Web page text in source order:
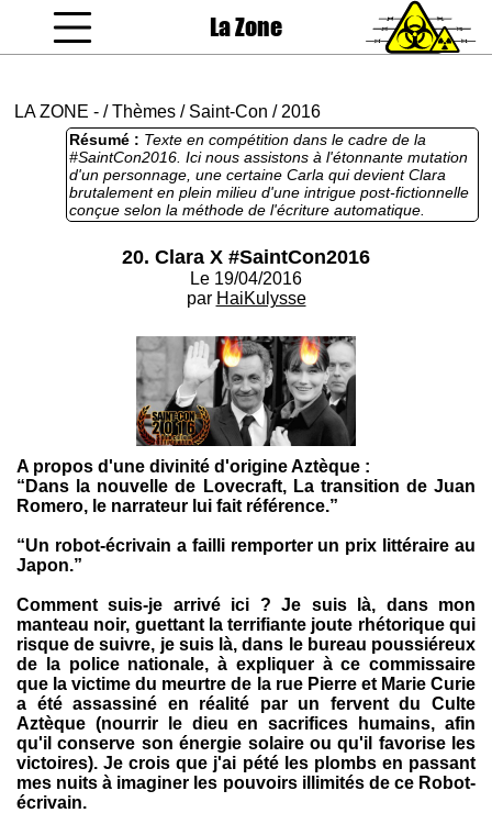
La Zone
LA ZONE - /Thèmes / Saint-Con / 2016
Résumé : Texte en compétition dans le cadre de la
#SaintCon2016. Ici nous assistons à l'étonnante mutation
d'un personnage, une certaine Carla qui devient Clara
brutalement en plein milieu d'une intrigue post-fictionnelle
conçue selon la méthode de l'écriture automatique.
J'espère ne pas avoir trahi le nom de l'auteur en évoquant
d'univers oniriques, la plupart d'entre eux étant des rêves
fantasmagoriques. Sinon j'ai vu un reportage au JT ce
soir, ça parlait de plusieurs millions d'euros consacrés
république française. J'imagine qu'une partie de ce
budget est alloué à la cyber-surveillance des détraqués
qui envisagent de les buter. Je souhaite donc à l'auteur de
ce texte de bien profiter des dernières semaines de vie
qu'il lui reste sans avoir à porter un bracelet électronique
et une balise GPS dans le fion. S'il n'y a pas une descente
de police à mon domicile, cette année, l'auteur des textes
va demeurer anonyme jusqu'au verdict des votes pour ne
pas les influencer.
20. Clara X #SaintCon2016
Le 19/04/2016
par HaiKulysse
A propos d'une divinité d'origine Aztèque :
“Dans la nouvelle de Lovecraft, La transition de Juan
Romero, le narrateur lui fait référence.”
“Un robot-écrivain a failli remporter un prix littéraire au
Japon.”
Comment suis-je arrivé ici ? Je suis là, dans mon
manteau noir, guettant la terrifiante joute rhétorique qui
risque de suivre, je suis là, dans le bureau poussiéreux
de la police nationale, à expliquer à ce commissaire
que la victime du meurtre de la rue Pierre et Marie Curie
a été assassiné en réalité par un fervent du Culte
Aztèque (nourrir le dieu en sacrifices humains, afin
qu'il conserve son énergie solaire ou qu'il favorise les
victoires). Je crois que j'ai pété les plombs en passant
mes nuits à imaginer les pouvoirs illimités de ce Robot-
écrivain.